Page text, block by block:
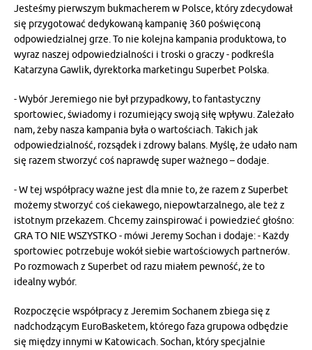
Jesteśmy pierwszym bukmacherem w Polsce, który zdecydował
się przygotować dedykowaną kampanię 360 poświęconą
odpowiedzialnej grze. To nie kolejna kampania produktowa, to
wyraz naszej odpowiedzialności i troski o graczy - podkreśla
Katarzyna Gawlik, dyrektorka marketingu Superbet Polska.
- Wybór Jeremiego nie był przypadkowy, to fantastyczny
sportowiec, świadomy i rozumiejący swoją siłę wpływu. Zależało
nam, żeby nasza kampania była o wartościach. Takich jak
odpowiedzialność, rozsądek i zdrowy balans. Myślę, że udało nam
się razem stworzyć coś naprawdę super ważnego – dodaje.
- W tej współpracy ważne jest dla mnie to, że razem z Superbet
możemy stworzyć coś ciekawego, niepowtarzalnego, ale też z
istotnym przekazem. Chcemy zainspirować i powiedzieć głośno:
GRA TO NIE WSZYSTKO - mówi Jeremy Sochan i dodaje: - Każdy
sportowiec potrzebuje wokół siebie wartościowych partnerów.
Po rozmowach z Superbet od razu miałem pewność, że to
idealny wybór.
Rozpoczęcie współpracy z Jeremim Sochanem zbiega się z
nadchodzącym EuroBasketem, którego faza grupowa odbędzie
się między innymi w Katowicach. Sochan, który specjalnie